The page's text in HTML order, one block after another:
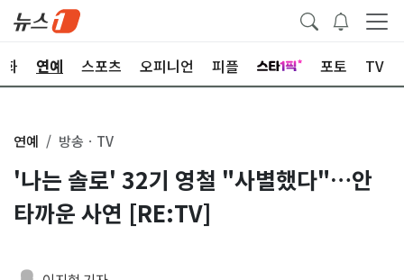
화 연예 스포츠 오피니언 피플 포토 TV
연예 방송ㆍTV
'나는 솔로' 32기 영철 "사별했다"…안
타까운 사연 [RE:TV]